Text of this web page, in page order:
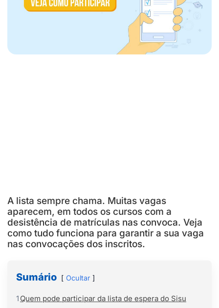
A lista sempre chama. Muitas vagas
aparecem, em todos os cursos com a
desistência de matrículas nas convoca. Veja
como tudo funciona para garantir a sua vaga
nas convocações dos inscritos.
Sumário Ocultar
1 Quem pode participar da lista de espera do Sisu